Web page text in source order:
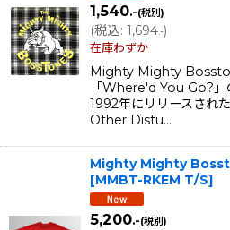
1,540.-(税別)
(税込: 1,694.-)
在庫わずか
Mighty Mighty
「Where'd You Go?」
1992年にリリースされ
Other Distu…
Mighty Mighty
[MMBT-RKEM T/S]
5,200.-(税別)